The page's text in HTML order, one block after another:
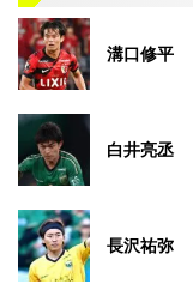
溝口修平
白井亮丞
長沢祐弥